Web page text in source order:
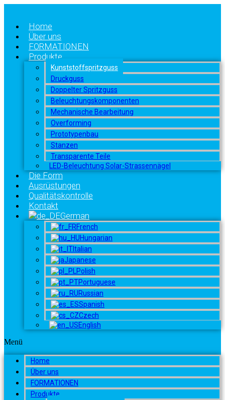
Home
Über uns
FORMATIONEN
Produkte
Kunststoffspritzguss
Druckguss
Doppelter Spritzguss
Beleuchtungskomponenten
Mechanische Bearbeitung
Overforming
Prototypenbau
Stanzen
Transparente Teile
LED-Beleuchtung Solar-Strassennägel
Die Form
Ausrüstungen
Qualitätskontrolle
Kontakt
German
French
Hungarian
Italian
Japanese
Polish
Portuguese
Russian
Spanish
Czech
English
Menü
Home
Über uns
FORMATIONEN
Produkte